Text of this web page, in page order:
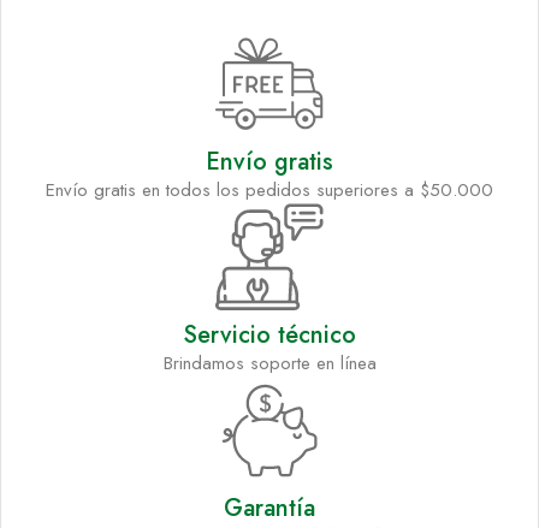
Envío gratis
Envío gratis en todos los pedidos superiores a $50.000
Servicio técnico
Brindamos soporte en línea
Garantía